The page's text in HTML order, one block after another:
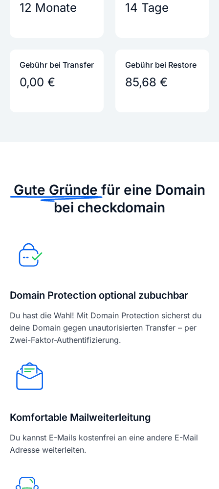
12 Monate 14 Tage
Gebühr bei Transfer
0,00 €
Gebühr bei Restore
85,68 €
Gute Gründe für eine Domain
bei checkdomain
Domain Protection optional zubuchbar
Du hast die Wahl! Mit Domain Protection sicherst du
deine Domain gegen unautorisierten Transfer – per
Zwei-Faktor-Authentifizierung.
Komfortable Mailweiterleitung
Du kannst E-Mails kostenfrei an eine andere E-Mail
Adresse weiterleiten.